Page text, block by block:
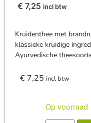
€ 7,25 incl btw
Kruidenthee met
klassieke kruidige
Ayurvedische
€ 7,25 incl btw
Op voorraad